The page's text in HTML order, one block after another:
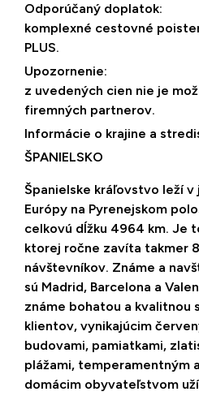
Odporúčaný doplatok:
komplexné cestovné
PLUS.
Upozornenie:
z uvedených cien nie je
firemných partnerov.
Informácie o krajine a
ŠPANIELSKO
Španielske kráľovstvo leží
Európy na Pyrenejskom
celkovú dĺžku 4964 km. Je
ktorej ročne zavíta takmer
návštevníkov. Známe a
sú Madrid, Barcelona a
známe bohatou a kvalitnou
klientov, vynikajúcim
budovami, pamiatkami,
plážami, temperamentným
domácim obyvateľstvom